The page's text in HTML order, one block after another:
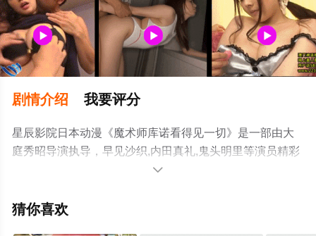
剧情介绍 我要评分
星辰影院日本动漫《魔术师库诺看得见一切》是一部由大
庭秀昭导演执导，早见沙织,内田真礼,鬼头明里等演员精彩
演绎的日本动漫，大结局剧情已揭晓（全13集），手机免
相关信息可移步至豆瓣动漫、电视猫或剧情网等平台了

猜你喜欢